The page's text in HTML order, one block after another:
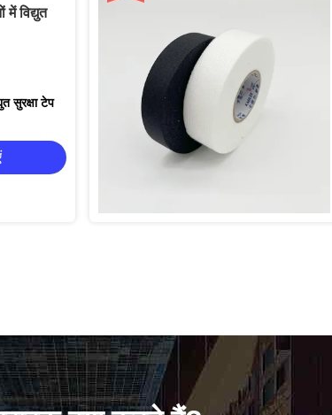
में विद्युत
सुरक्षा टेप